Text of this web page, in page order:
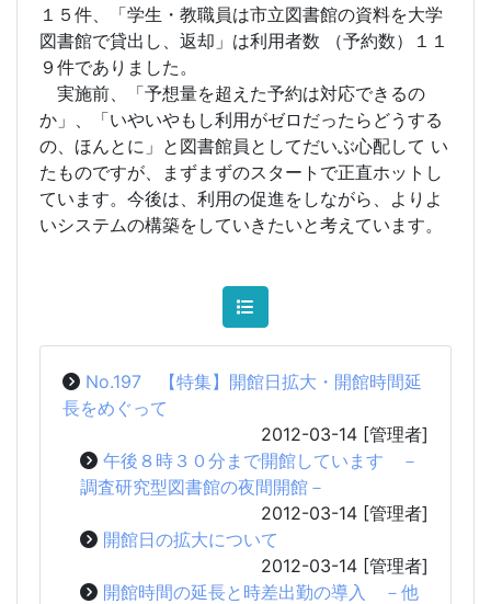
１５件、「学生・教職員は市立図書館の資料を大学
図書館で貸出し、返却」は利用者数 （予約数）１１
９件でありました。
実施前、「予想量を超えた予約は対応できるの
か」、「いやいやもし利用がゼロだったらどうする
の、ほんとに」と図書館員としてだいぶ心配して い
たものですが、まずまずのスタートで正直ホットし
ています。今後は、利用の促進をしながら、よりよ
いシステムの構築をしていきたいと考えています。
No.197 【特集】開館日拡大・開館時間延
長をめぐって
2012-03-14 [管理者]
午後８時３０分まで開館しています －
調査研究型図書館の夜間開館－
2012-03-14 [管理者]
開館日の拡大について
2012-03-14 [管理者]
開館時間の延長と時差出勤の導入 －他